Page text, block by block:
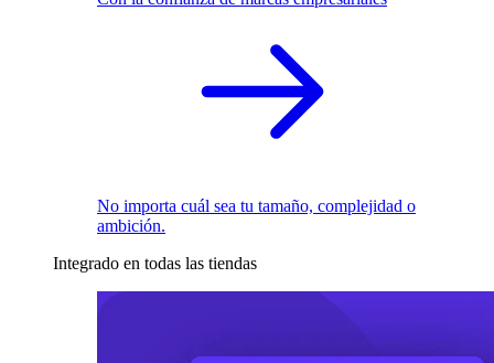
No importa cuál sea tu tamaño, complejidad o
ambición.
Integrado en todas las tiendas